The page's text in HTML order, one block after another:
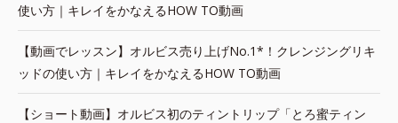
使い方｜キレイをかなえるHOW TO動画
【動画でレッスン】オルビス売り上げNo.1*！クレンジングリキ
ッドの使い方｜キレイをかなえるHOW TO動画
【ショート動画】オルビス初のティントリップ「とろ蜜ティン